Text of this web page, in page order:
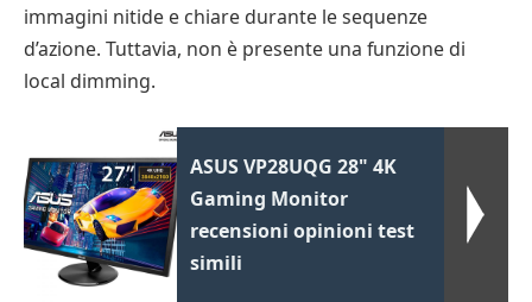
immagini nitide e chiare durante le sequenze
d’azione. Tuttavia, non è presente una funzione di
local dimming.
ASUS VP28UQG 28" 4K
Gaming Monitor
recensioni opinioni test
simili